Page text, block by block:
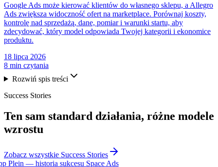
Google Ads może kierować klientów do własnego sklepu, a Allegro
Ads zwiększa widoczność ofert na marketplace. Porównaj koszty,
kontrolę nad sprzedażą, dane, pomiar i warunki startu, aby
zdecydować, który model odpowiada Twojej kategorii i ekonomice
produktu.
18 lipca 2026
8 min czytania
Rozwiń spis treści
Success Stories
Ten sam standard działania, różne modele
wzrostu
Zobacz wszystkie Success Stories